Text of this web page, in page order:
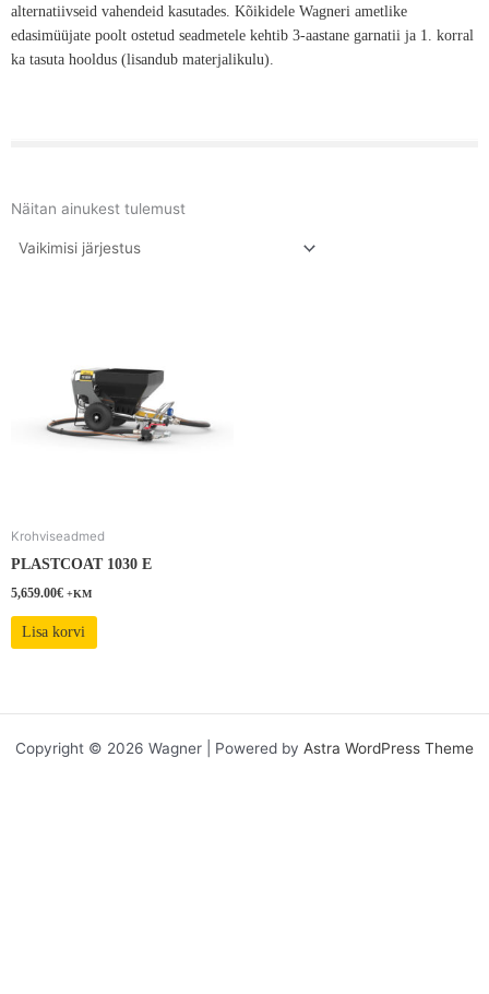
alternatiivseid vahendeid kasutades. Kõikidele Wagneri ametlike
edasimüüjate poolt ostetud seadmetele kehtib 3-aastane garnatii ja 1. korral
ka tasuta hooldus (lisandub materjalikulu).
Näitan ainukest tulemust
Krohviseadmed
PLASTCOAT 1030 E
5,659.00€ +KM
Lisa korvi
Copyright © 2026 Wagner | Powered by Astra WordPress Theme